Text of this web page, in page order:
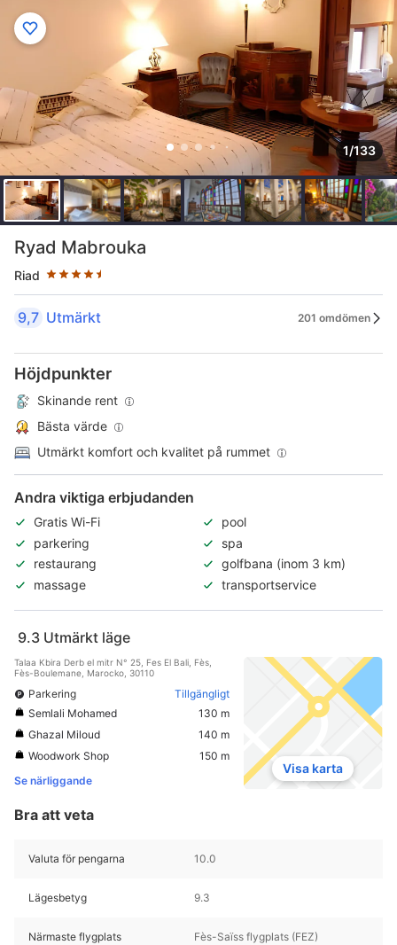
1/133
Ryad Mabrouka
Riad
Stjärnklassificering: 4.5 stjärnor
9,7 Utmärkt 201 omdömen
Höjdpunkter
Skinande rent
Bästa värde
Utmärkt komfort och kvalitet på rummet
Andra viktiga erbjudanden
Gratis Wi-Fi
pool
parkering
spa
restaurang
golfbana (inom 3 km)
massage
transportservice
9.3 Utmärkt läge
Talaa Kbira Derb el mitr N° 25, Fes El Bali, Fès,
Fès-Boulemane, Marocko, 30110
Parkering
Tillgängligt
Semlali Mohamed
130 m
Ghazal Miloud
140 m
Woodwork Shop
150 m
Se närliggande
Visa karta
Bra att veta
Valuta för pengarna 10.0
Lägesbetyg 9.3
Närmaste flygplats Fès-Saïss flygplats (FEZ)